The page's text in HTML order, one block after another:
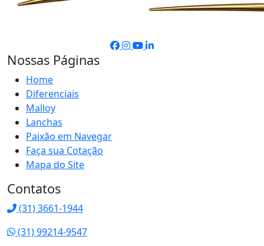
Nossas Páginas
Home
Diferenciais
Malloy
Lanchas
Paixão em Navegar
Faça sua Cotação
Mapa do Site
Contatos
(31) 3661-1944
(31) 99214-9547